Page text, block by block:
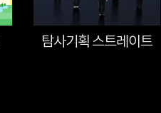
탐사기획 스트레이트